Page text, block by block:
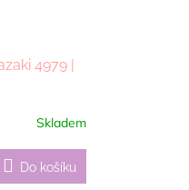
4979 |
Skladem
Do košíku